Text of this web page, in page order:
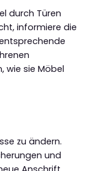
durch Türen
informiere die
wie sie Möbel
zu ändern.
und